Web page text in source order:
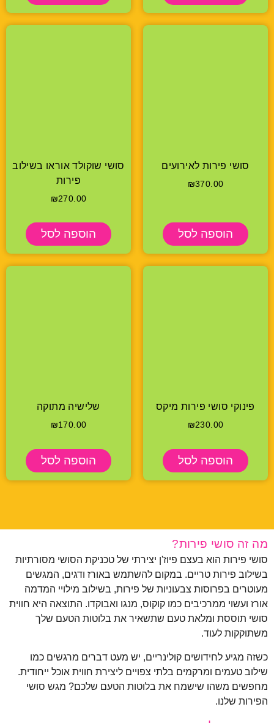
סושי פירות לאירועים
₪370.00
הוספה לסל
סושי שוקולד אוראו בשילוב
פירות
₪270.00
הוספה לסל
פינוקי סושי פירות מיקס
₪230.00
הוספה לסל
שלישיה מתוקה
₪170.00
הוספה לסל
מה זה סושי פירות?
סושי פירות הוא בעצם פיוז'ן יצירתי של טכניקת הסושי מסורתיות
בשילוב פירות טריים. במקום להשתמש באורז ודגים, המגשים
מעוטרים בפרוסות צבעוניות של פירות, בשילוב מילויי המדמה
אורז ועשוי ממרכיבים כמו קוקוס, מנגו ואבוקדו. התוצאה היא חווית
סושי תוססת ומלאת טעם שתשאיר את בלוטות הטעם שלך
משתוקקות לעוד.
כשזה מגיע לחידושים קולינריים, יש מעט דברים מרגשים כמו
שילוב טעמים ומרקמים בלתי צפויים ליצירת חווית אוכל ייחודית.
מחפשים משהו שישמח את בלוטות הטעם שלכם? מגש סושי
הפירות שלנו.